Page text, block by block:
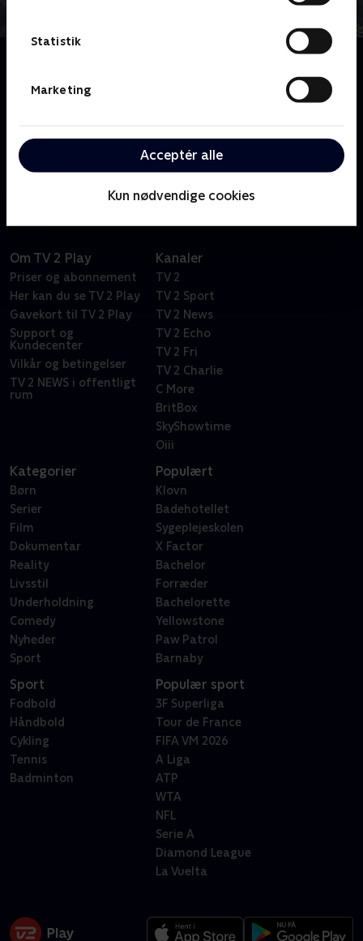
Statistik
Marketing
Acceptér alle
Kun nødvendige cookies
CPH Lufthavnen er hver dag knudepunkt for 60.000
meget forskellige passagerer med helt forskellige
arbejdsplads for flere tusinde danskere. CPH
Lufthavnen er en serie, som skildrer denne
arbejdsplads på alle niveauer. Der er langt fra
bagagebåndet til kontroltårnet og fra
Om TV 2 Play
Priser og abonnement
Her kan du se TV 2 Play
Gavekort til TV 2 Play
Support og
Kundecenter
Vilkår og betingelser
TV 2 NEWS i offentligt
rum
Kanaler
TV 2
TV 2 Sport
TV 2 News
TV 2 Echo
TV 2 Fri
TV 2 Charlie
C More
BritBox
SkyShowtime
Oiii
Kategorier
Børn
Serier
Film
Dokumentar
Reality
Livsstil
Underholdning
Comedy
Nyheder
Sport
Populært
Klovn
Badehotellet
Sygeplejeskolen
X Factor
Bachelor
Forræder
Bachelorette
Yellowstone
Paw Patrol
Barnaby
Sport
Fodbold
Håndbold
Cykling
Tennis
Badminton
Populær sport
3F Superliga
Tour de France
FIFA VM 2026
A Liga
ATP
WTA
NFL
Serie A
Diamond League
La Vuelta